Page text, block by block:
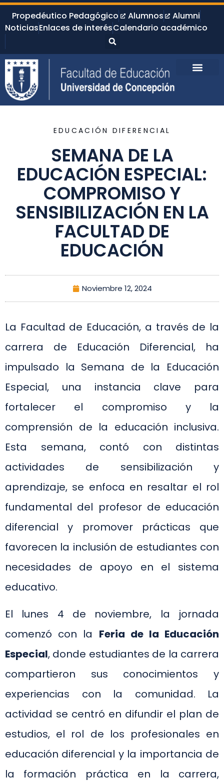
Propedéutico Pedagógico Alumnos
Alumni
NoticiasEnlaces de interésCalendario académico
EDUCACIÓN DIFERENCIAL
SEMANA DE LA
EDUCACIÓN ESPECIAL:
COMPROMISO Y
SENSIBILIZACIÓN EN LA
FACULTAD DE
EDUCACIÓN
Noviembre 12, 2024
La Facultad de Educación, a través de la
carrera de Educación Diferencial, ha
impulsado la Semana de la Educación
Especial, una instancia clave para
fortalecer el compromiso y la
comprensión de la educación inclusiva.
Esta semana, contó con distintas
actividades de sensibilización y
aprendizaje, se enfoca en resaltar el rol
fundamental del profesor de educación
diferencial y promover prácticas que
favorecen la inclusión de estudiantes con
necesidades de apoyo en el sistema
educativo.
El lunes 4 de noviembre, la jornada
comenzó con la Feria de la Educación
Especial, donde estudiantes de la carrera
compartieron sus conocimientos y
experiencias con la comunidad. La
actividad se centró en difundir el plan de
estudios, el rol de los profesionales en
educación diferencial y la importancia de
la formación práctica en la carrera,